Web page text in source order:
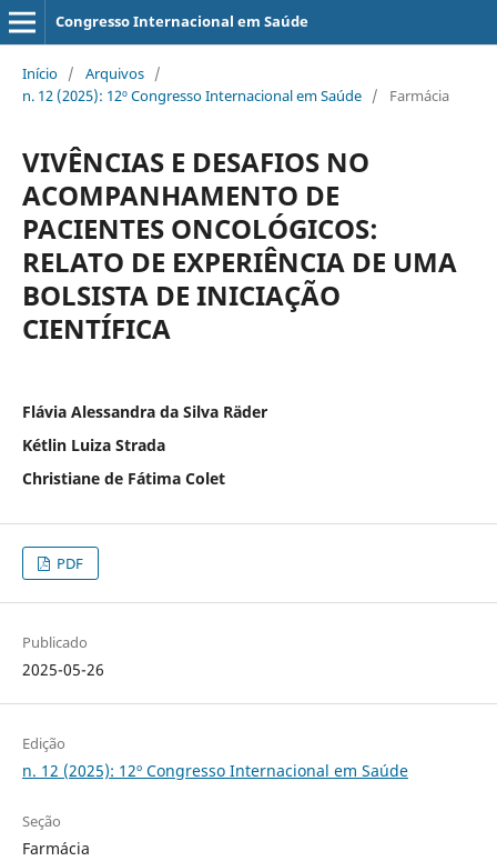
Congresso Internacional em Saúde
Início / Arquivos /
n. 12 (2025): 12º Congresso Internacional em Saúde / Farmácia
VIVÊNCIAS E DESAFIOS NO
ACOMPANHAMENTO DE
PACIENTES ONCOLÓGICOS:
RELATO DE EXPERIÊNCIA DE UMA
BOLSISTA DE INICIAÇÃO
CIENTÍFICA
Flávia Alessandra da Silva Räder
Kétlin Luiza Strada
Christiane de Fátima Colet
PDF
Publicado
2025-05-26
Edição
n. 12 (2025): 12º Congresso Internacional em Saúde
Seção
Farmácia